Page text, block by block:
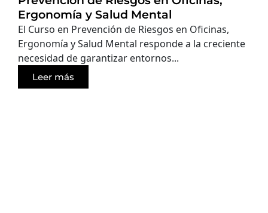
Ergonomía y Salud Mental
El Curso en Prevención de Riesgos en Oficinas,
Ergonomía y Salud Mental responde a la creciente
necesidad de garantizar entornos...
Leer más